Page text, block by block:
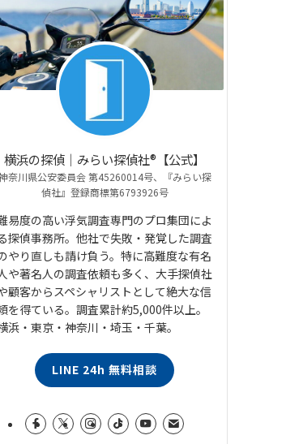
横浜の探偵｜みらい探偵社®︎【公式】
奈川県公安委員会 第45260014号、『みらい探
偵社』登録商標第6793926号
易度の高い浮気調査専門のプロ集団によ
探偵事務所。他社で失敗・発覚した調査
やり直しも請け負う。特に高難度な有名
や著名人の調査依頼も多く、大手探偵社
顧客からスペシャリストとして絶大な信
を得ている。調査累計約5,000件以上。
浜・東京・神奈川・埼玉・千葉。
LINE 24h 無料相談